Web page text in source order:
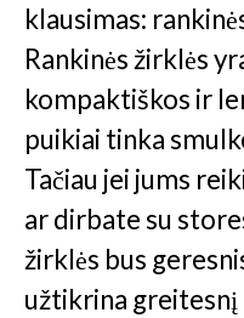
klausimas:
Rankinės žirklės
kompaktiškos ir
puikiai tinka
Tačiau jei jums
ar dirbate su
žirklės bus
užtikrina greitesnį